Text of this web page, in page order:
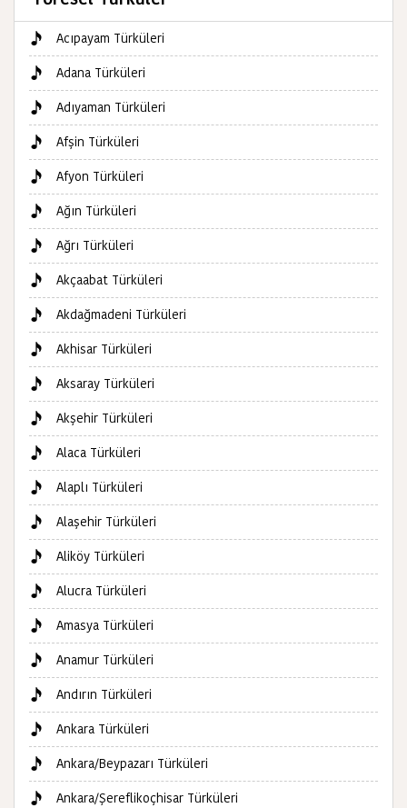
Acıpayam Türküleri
Adana Türküleri
Adıyaman Türküleri
Afşin Türküleri
Afyon Türküleri
Ağın Türküleri
Ağrı Türküleri
Akçaabat Türküleri
Akdağmadeni Türküleri
Akhisar Türküleri
Aksaray Türküleri
Akşehir Türküleri
Alaca Türküleri
Alaplı Türküleri
Alaşehir Türküleri
Aliköy Türküleri
Alucra Türküleri
Amasya Türküleri
Anamur Türküleri
Andırın Türküleri
Ankara Türküleri
Ankara/Beypazarı Türküleri
Ankara/Şereflikoçhisar Türküleri